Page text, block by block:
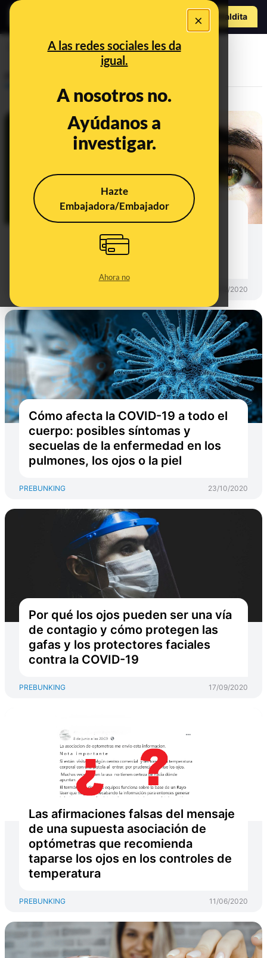
×
A las redes sociales les da
igual.
A nosotros no.
Ayúdanos a
investigar.
Hazte
Embajadora/Embajador
Ahora no
Hazte Maldito
Qué es el ojo seco, por qué han
aumentado los casos durante la
pandemia y qué se puede hacer
03/12/2020
Cómo afecta la COVID-19 a todo el
cuerpo: posibles síntomas y
secuelas de la enfermedad en los
pulmones, los ojos o la piel
PREBUNKING 23/10/2020
Por qué los ojos pueden ser una vía
de contagio y cómo protegen las
gafas y los protectores faciales
contra la COVID-19
PREBUNKING 17/09/2020
Las afirmaciones falsas del mensaje
de una supuesta asociación de
optómetras que recomienda
taparse los ojos en los controles de
temperatura
PREBUNKING 11/06/2020